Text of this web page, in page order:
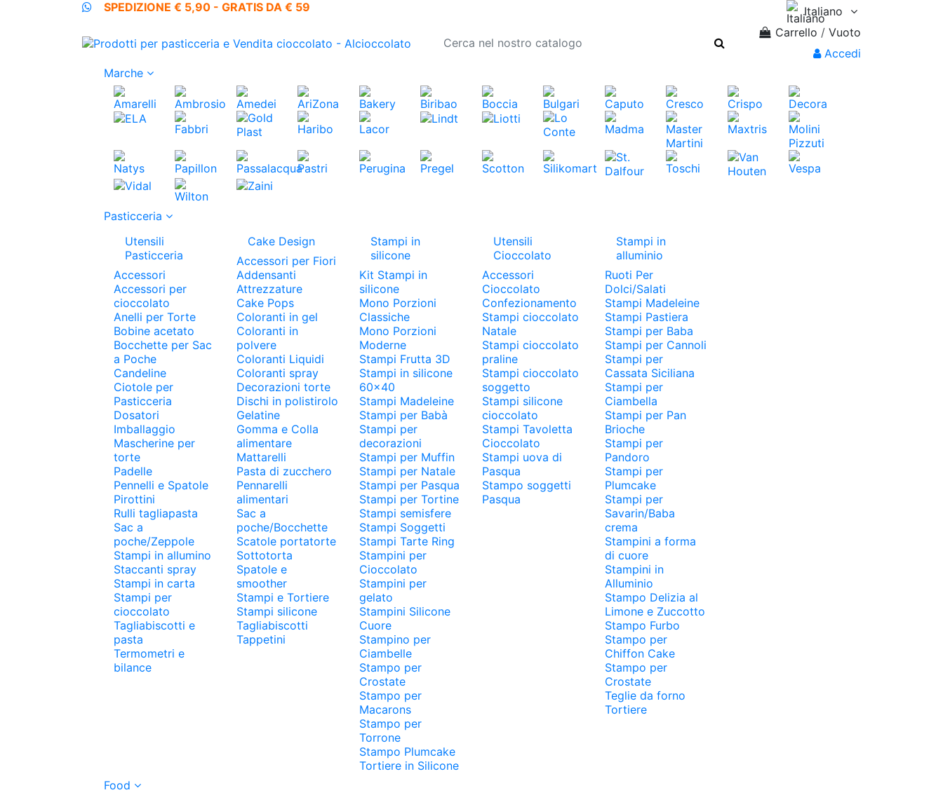
SPEDIZIONE € 5,90 - GRATIS DA € 59
Italiano
Carrello / Vuoto
Accedi
Marche
Pasticceria
Utensili
Pasticceria
Accessori
Accessori per
cioccolato
Anelli per Torte
Bobine acetato
Bocchette per Sac
a Poche
Candeline
Ciotole per
Pasticceria
Dosatori
Imballaggio
Mascherine per
torte
Padelle
Pennelli e Spatole
Pirottini
Rulli tagliapasta
Sac a
poche/Zeppole
Stampi in allumino
Staccanti spray
Stampi in carta
Stampi per
cioccolato
Tagliabiscotti e
pasta
Termometri e
bilance
Cake Design
Accessori per Fiori
Addensanti
Attrezzature
Cake Pops
Coloranti in gel
Coloranti in
polvere
Coloranti Liquidi
Coloranti spray
Decorazioni torte
Dischi in polistirolo
Gelatine
Gomma e Colla
alimentare
Mattarelli
Pasta di zucchero
Pennarelli
alimentari
Sac a
poche/Bocchette
Scatole portatorte
Sottotorta
Spatole e
smoother
Stampi e Tortiere
Stampi silicone
Tagliabiscotti
Tappetini
Stampi in
silicone
Kit Stampi in
silicone
Mono Porzioni
Classiche
Mono Porzioni
Moderne
Stampi Frutta 3D
Stampi in silicone
60x40
Stampi Madeleine
Stampi per Babà
Stampi per
decorazioni
Stampi per Muffin
Stampi per Natale
Stampi per Pasqua
Stampi per Tortine
Stampi semisfere
Stampi Soggetti
Stampi Tarte Ring
Stampini per
Cioccolato
Stampini per
gelato
Stampini Silicone
Cuore
Stampino per
Ciambelle
Stampo per
Crostate
Stampo per
Macarons
Stampo per
Torrone
Stampo Plumcake
Tortiere in Silicone
Utensili
Cioccolato
Accessori
Cioccolato
Confezionamento
Stampi cioccolato
Natale
Stampi cioccolato
praline
Stampi cioccolato
soggetto
Stampi silicone
cioccolato
Stampi Tavoletta
Cioccolato
Stampi uova di
Pasqua
Stampo soggetti
Pasqua
Stampi in
alluminio
Ruoti Per
Dolci/Salati
Stampi Madeleine
Stampi Pastiera
Stampi per Baba
Stampi per Cannoli
Stampi per
Cassata Siciliana
Stampi per
Ciambella
Stampi per Pan
Brioche
Stampi per
Pandoro
Stampi per
Plumcake
Stampi per
Savarin/Baba
crema
Stampini a forma
di cuore
Stampini in
Alluminio
Stampo Delizia al
Limone e Zuccotto
Stampo Furbo
Stampo per
Chiffon Cake
Stampo per
Crostate
Teglie da forno
Tortiere
Food